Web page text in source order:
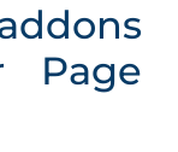
Page